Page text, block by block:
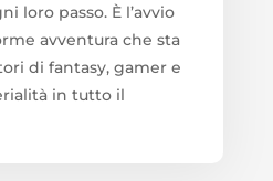
loro passo. È l’avvio
avventura che sta
di fantasy, gamer e
in tutto il